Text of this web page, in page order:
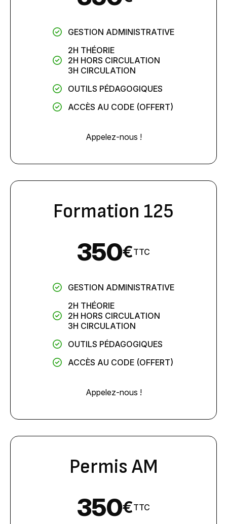
GESTION ADMINISTRATIVE
2H THÉORIE
2H HORS CIRCULATION
3H CIRCULATION
OUTILS PÉDAGOGIQUES
ACCÈS AU CODE (OFFERT)
Appelez-nous !
Formation 125
€
350 TTC
GESTION ADMINISTRATIVE
2H THÉORIE
2H HORS CIRCULATION
3H CIRCULATION
OUTILS PÉDAGOGIQUES
ACCÈS AU CODE (OFFERT)
Appelez-nous !
Permis AM
€
350 TTC